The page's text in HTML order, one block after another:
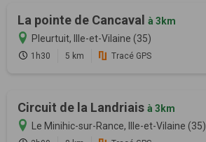
La pointe de Cancaval à 3km
Pleurtuit, Ille-et-Vilaine (35)
1h30 5 km Tracé GPS
Circuit de la Landriais à 3km
Le Minihic-sur-Rance, Ille-et-Vilaine (35)